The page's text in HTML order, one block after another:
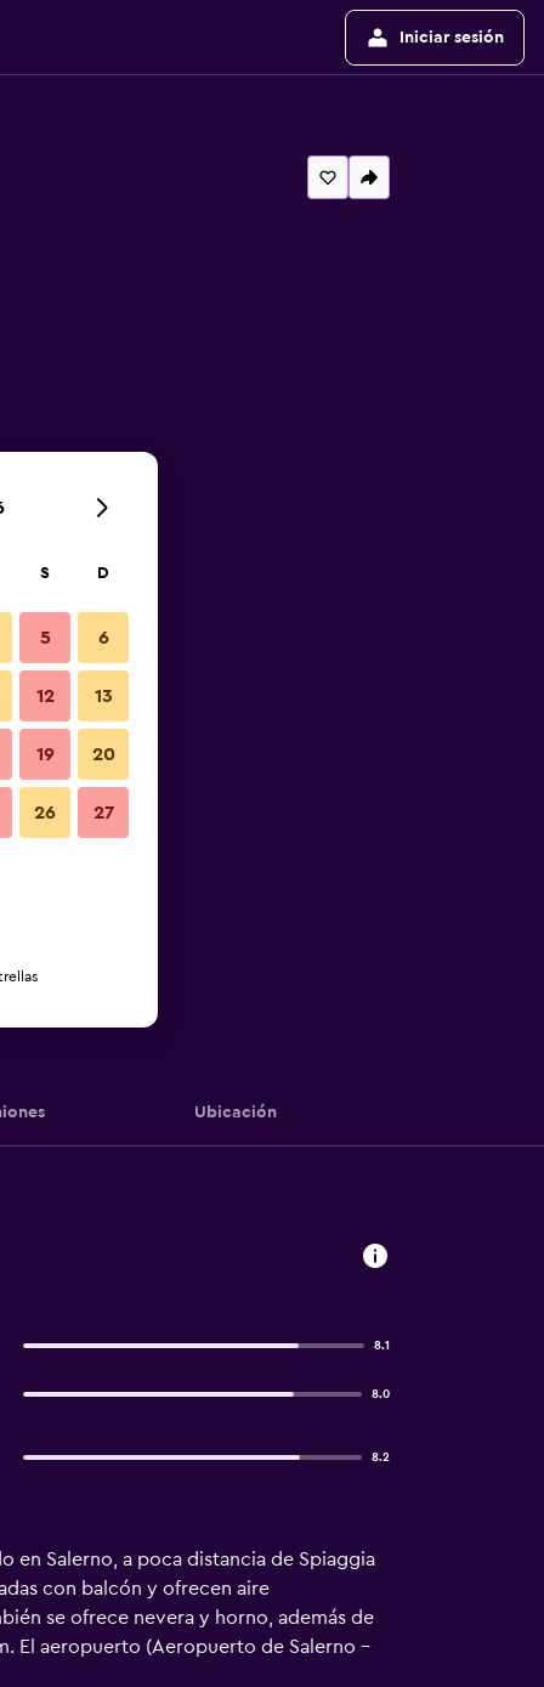
Iniciar sesión
Ubicación
8.1
8.0
8.2
en Salerno, a poca distancia de Spiaggia
con balcón y ofrecen aire
se ofrece nevera y horno, además de
El aeropuerto (Aeropuerto de Salerno -
del aeropuerto.
S D
5 6
12 13
19 20
26 27